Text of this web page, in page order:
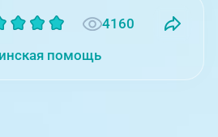
помощь
4160